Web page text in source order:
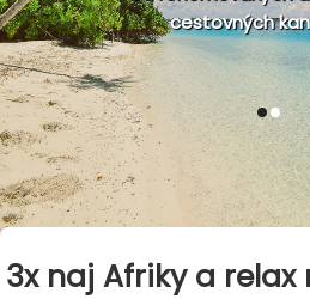
cestovných
1 2
3x naj Afriky a relax